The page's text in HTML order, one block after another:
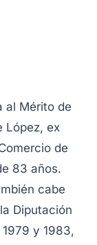
al Mérito de
López, ex
de
83 años.
cabe
Diputación
y 1983,